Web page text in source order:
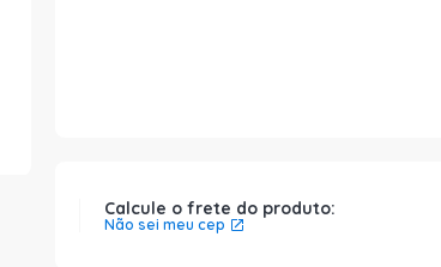
Calcule o frete do produto:
Não sei meu cep